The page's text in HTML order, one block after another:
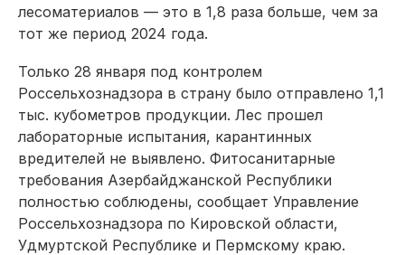
лесоматериалов — это в 1,8 раза больше, чем за
тот же период 2024 года.
Только 28 января под контролем
Россельхознадзора в страну было отправлено 1,1
тыс. кубометров продукции. Лес прошел
лабораторные испытания, карантинных
вредителей не выявлено. Фитосанитарные
требования Азербайджанской Республики
полностью соблюдены, сообщает Управление
Россельхознадзора по Кировской области,
Удмуртской Республике и Пермскому краю.